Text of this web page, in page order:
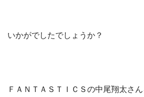
いかがでしたでしょうか？
ＦＡＮＴＡＳＴＩＣＳの中尾翔太さ